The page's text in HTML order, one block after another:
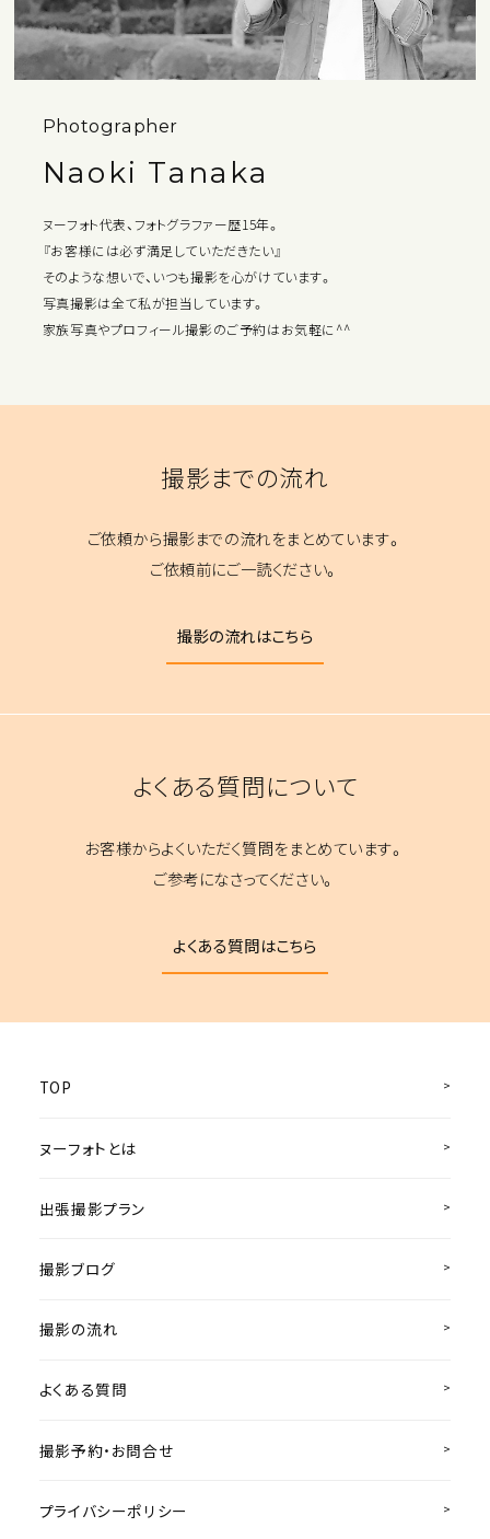
Photographer
Naoki Tanaka
ヌーフォト代表、フォトグラファー歴15年。
『お客様には必ず満足していただきたい』
そのような想いで、いつも撮影を心がけています。
写真撮影は全て私が担当しています。
家族写真やプロフィール撮影のご予約はお気軽に^^
撮影までの流れ
ご依頼から撮影までの流れをまとめています。
ご依頼前にご一読ください。
撮影の流れはこちら
よくある質問について
お客様からよくいただく質問をまとめています。
ご参考になさってください。
よくある質問はこちら
TOP
ヌーフォトとは
出張撮影プラン
撮影ブログ
撮影の流れ
よくある質問
撮影予約・お問合せ
プライバシーポリシー